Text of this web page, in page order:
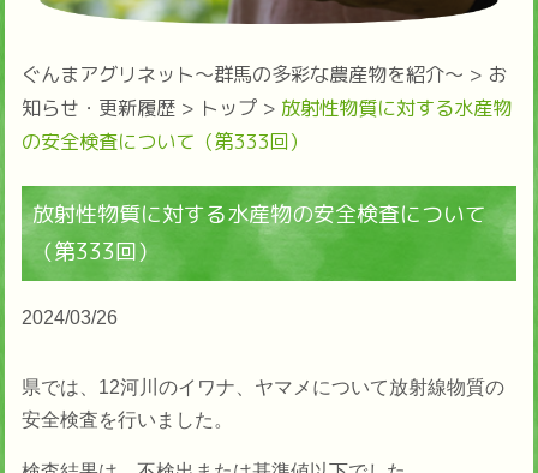
ぐんまアグリネット～群馬の多彩な農産物を紹介～ > お
知らせ・更新履歴> トップ> 放射性物質に対する水産物
の安全検査について（第333回）
放射性物質に対する水産物の安全検査について
（第333回）
2024/03/26
県では、12河川のイワナ、ヤマメについて放射線物質の
安全検査を行いました。